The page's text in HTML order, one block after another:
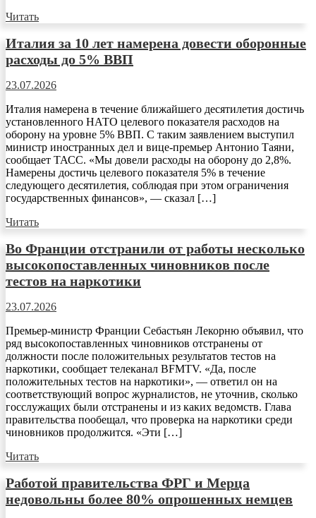
Читать
Италия за 10 лет намерена довести оборонные
расходы до 5% ВВП
23.07.2026
Италия намерена в течение ближайшего десятилетия достичь
установленного НАТО целевого показателя расходов на
оборону на уровне 5% ВВП. С таким заявлением выступил
министр иностранных дел и вице-премьер Антонио Таяни,
сообщает ТАСС. «Мы довели расходы на оборону до 2,8%.
Намерены достичь целевого показателя 5% в течение
следующего десятилетия, соблюдая при этом ограничения
государственных финансов», — сказал […]
Читать
Во Франции отстранили от работы несколько
высокопоставленных чиновников после
тестов на наркотики
23.07.2026
Премьер-министр Франции Себастьян Лекорню объявил, что
ряд высокопоставленных чиновников отстранены от
должности после положительных результатов тестов на
наркотики, сообщает телеканал BFMTV. «Да, после
положительных тестов на наркотики», — ответил он на
соответствующий вопрос журналистов, не уточнив, сколько
госслужащих были отстранены и из каких ведомств. Глава
правительства пообещал, что проверка на наркотики среди
чиновников продолжится. «Эти […]
Читать
Работой правительства ФРГ и Мерца
недовольны более 80% опрошенных немцев